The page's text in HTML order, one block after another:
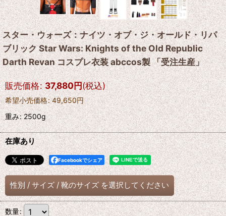
スター・ウォーズ：ナイツ・オブ・ジ・オールド・リパ
ブリック Star Wars: Knights of the Old Republic
Darth Revan コスプレ衣装 abccos製 「受注生産」
販売価格: 37,880円(税込)
希望小売価格: 49,650円
重み:2500g
在庫あり
Facebookでシェア
性別 / サイズ / 靴のサイズ を選択してください
数量: